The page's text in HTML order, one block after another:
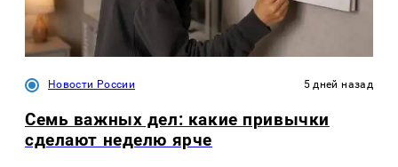
Новости России 5 дней назад
Семь важных дел: какие привычки
сделают неделю ярче